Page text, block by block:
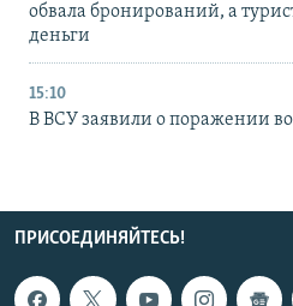
обвала бронирований, а
деньги
15:10
В ВСУ заявили о поражении
ПРИСОЕДИНЯЙТЕСЬ!